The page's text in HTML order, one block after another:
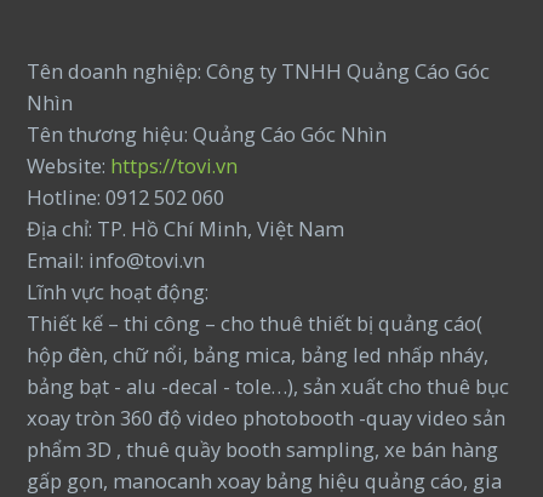
Tên doanh nghiệp: Công ty TNHH Quảng Cáo Góc
Nhìn
Tên thương hiệu: Quảng Cáo Góc Nhìn
Website: https://tovi.vn
Hotline: 0912 502 060
Địa chỉ: TP. Hồ Chí Minh, Việt Nam
Email: info@tovi.vn
Lĩnh vực hoạt động:
Thiết kế – thi công – cho thuê thiết bị quảng cáo(
hộp đèn, chữ nổi, bảng mica, bảng led nhấp nháy,
bảng bạt - alu -decal - tole…), sản xuất cho thuê bục
xoay tròn 360 độ video photobooth -quay video sản
phẩm 3D , thuê quầy booth sampling, xe bán hàng
gấp gọn, manocanh xoay bảng hiệu quảng cáo, gia